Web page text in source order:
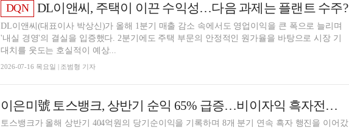
DQN DL이앤씨, 주택이 이끈 수익성…다음 과제는 플랜트 수주?
DL이앤씨(대표이사 박상신)가 올해 1분기 매출 감소 속에서도 영업이익을 큰 폭으로 늘리며
'내실 경영'의 결실을 입증했다. 2분기에도 주택 부문의 안정적인 원가율을 바탕으로 시장 기
대치를 웃도는 호실적이 예상...
2026-07-16 목요일 | 조범형 기자
이은미號 토스뱅크, 상반기 순익 65% 급증…비이자익 흑자전환 '과제' [금융사 2025 상반기 실적]
토스뱅크가 올해 상반기 404억원의 당기순이익을 기록하며 8개 분기 연속 흑자 행진을 이어갔